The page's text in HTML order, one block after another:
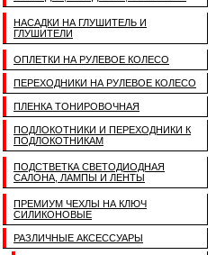
НАСАДКИ НА ГЛУШИТЕЛЬ И
ГЛУШИТЕЛИ
ОПЛЕТКИ НА РУЛЕВОЕ КОЛЕСО
ПЕРЕХОДНИКИ НА РУЛЕВОЕ КОЛЕСО
ПЛЕНКА ТОНИРОВОЧНАЯ
ПОДЛОКОТНИКИ И ПЕРЕХОДНИКИ К
ПОДЛОКОТНИКАМ
ПОДСТВЕТКА СВЕТОДИОДНАЯ
САЛОНА, ЛАМПЫ И ЛЕНТЫ
ПРЕМИУМ ЧЕХЛЫ НА КЛЮЧ
СИЛИКОНОВЫЕ
РАЗЛИЧНЫЕ АКСЕССУАРЫ